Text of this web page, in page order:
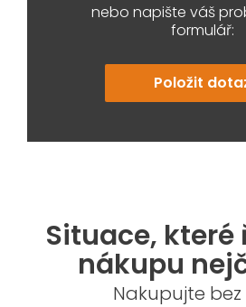
nebo napište váš
formulář:
Položit
Situace, které
nákupu
Nakupujte